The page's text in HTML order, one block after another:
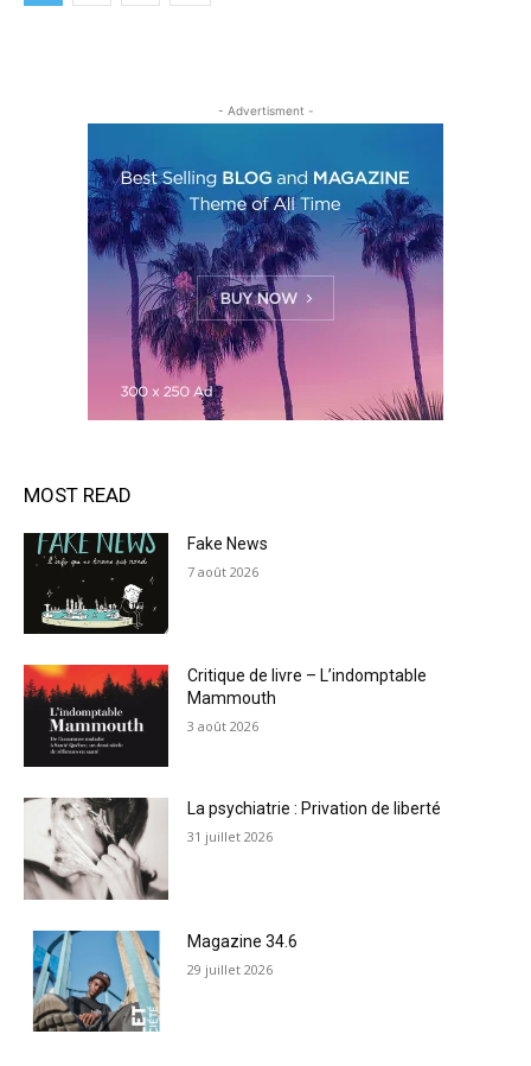
- Advertisment -
MOST READ
Fake News
7 août 2026
Critique de livre – L’indomptable
Mammouth
3 août 2026
La psychiatrie : Privation de liberté
31 juillet 2026
Magazine 34.6
29 juillet 2026